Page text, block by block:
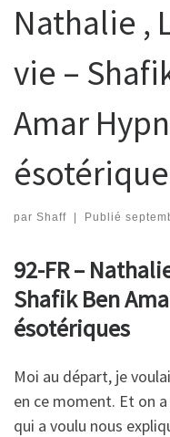
Nathalie ,
vie –
Amar
par Shaff Publié
92-FR –
Shafik Ben
ésotériques
Moi au départ, je
en ce moment. Et on
qui a voulu nous